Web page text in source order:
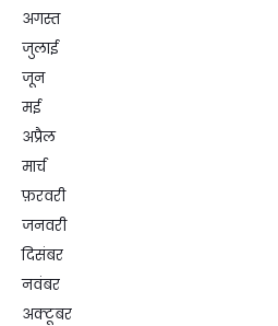
अगस्त
जुलाई
जून
मई
अप्रैल
मार्च
फ़रवरी
जनवरी
दिसंबर
नवंबर
अक्टूबर